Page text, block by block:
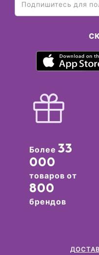
Более 33
000
товаров от
800
брендов